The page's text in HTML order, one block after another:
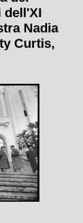
dell'XI
Nadia
Curtis,